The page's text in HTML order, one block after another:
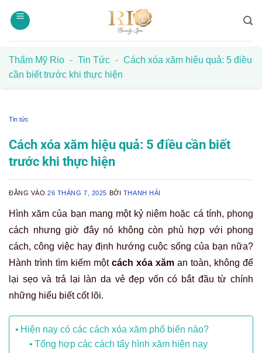
qua
Thẩm Mỹ Rio - Tin Tức - Cách xóa xăm hiệu quả: 5 điều
cần biết trước khi thực hiện
Tin tức
Cách xóa xăm hiệu quả: 5 điều cần biết
trước khi thực hiện
ĐĂNG VÀO26 THÁNG 7, 2025 BỞI THANH HẢI
Hình xăm của bạn mang một kỷ niệm hoặc cá tính, phong
cách nhưng giờ đây nó không còn phù hợp với phong
cách, công việc hay định hướng cuộc sống của bạn nữa?
Hành trình tìm kiếm một cách xóa xăm an toàn, không để
lại sẹo và trả lại làn da vẻ đẹp vốn có bắt đầu từ chính
những hiểu biết cốt lõi.
Hiện nay có các cách xóa xăm phổ biến nào?
Tổng hợp các cách tẩy hình xăm hiện nay